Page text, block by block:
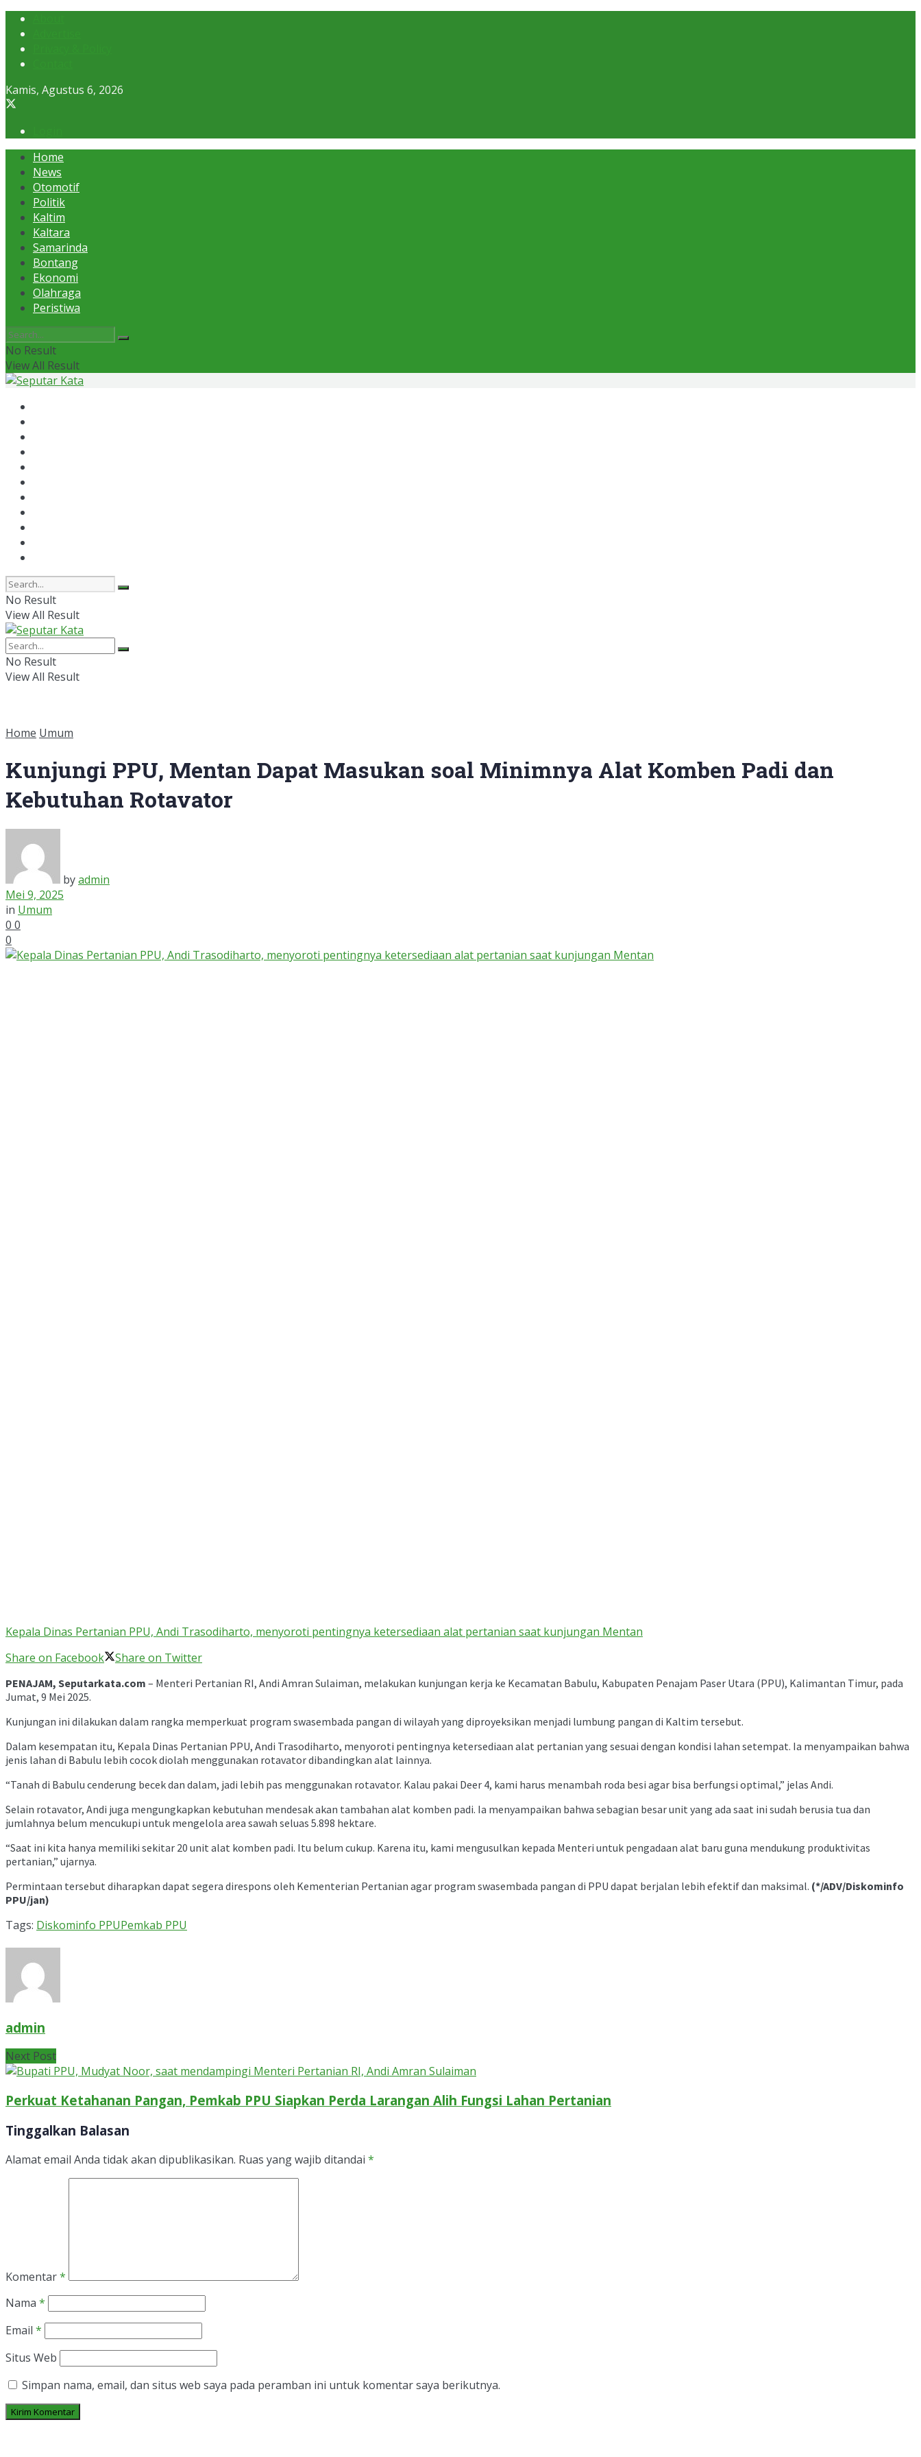
Kamis, Agustus 6, 2026
Home
News
Otomotif
Politik
Kaltim
Kaltara
Samarinda
Bontang
Ekonomi
Olahraga
Peristiwa
No Result
View All Result
No Result
View All Result
No Result
View All Result
Home Umum
Kunjungi PPU, Mentan Dapat Masukan soal Minimnya Alat Komben Padi dan
Kebutuhan Rotavator
byadmin
Mei 9, 2025
in Umum
0 0
0
Kepala Dinas Pertanian PPU, Andi Trasodiharto, menyoroti pentingnya ketersediaan alat pertanian saat kunjungan Mentan
Share on Facebook
Share on Twitter
PENAJAM, Seputarkata.com – Menteri Pertanian RI, Andi Amran Sulaiman, melakukan kunjungan kerja ke Kecamatan Babulu, Kabupaten Penajam Paser Utara (PPU), Kalimantan Timur, pada
Jumat, 9 Mei 2025.
Kunjungan ini dilakukan dalam rangka memperkuat program swasembada pangan di wilayah yang diproyeksikan menjadi lumbung pangan di Kaltim tersebut.
Dalam kesempatan itu, Kepala Dinas Pertanian PPU, Andi Trasodiharto, menyoroti pentingnya ketersediaan alat pertanian yang sesuai dengan kondisi lahan setempat. Ia menyampaikan bahwa
jenis lahan di Babulu lebih cocok diolah menggunakan rotavator dibandingkan alat lainnya.
“Tanah di Babulu cenderung becek dan dalam, jadi lebih pas menggunakan rotavator. Kalau pakai Deer 4, kami harus menambah roda besi agar bisa berfungsi optimal,” jelas Andi.
Selain rotavator, Andi juga mengungkapkan kebutuhan mendesak akan tambahan alat komben padi. Ia menyampaikan bahwa sebagian besar unit yang ada saat ini sudah berusia tua dan
jumlahnya belum mencukupi untuk mengelola area sawah seluas 5.898 hektare.
“Saat ini kita hanya memiliki sekitar 20 unit alat komben padi. Itu belum cukup. Karena itu, kami mengusulkan kepada Menteri untuk pengadaan alat baru guna mendukung produktivitas
pertanian,” ujarnya.
Permintaan tersebut diharapkan dapat segera direspons oleh Kementerian Pertanian agar program swasembada pangan di PPU dapat berjalan lebih efektif dan maksimal. (*/ADV/Diskominfo
PPU/jan)
Tags: Diskominfo PPUPemkab PPU
admin
Next Post
Perkuat Ketahanan Pangan, Pemkab PPU Siapkan Perda Larangan Alih Fungsi Lahan Pertanian
Tinggalkan Balasan
Alamat email Anda tidak akan dipublikasikan. Ruas yang wajib ditandai *
Komentar*
Nama *
Email *
Situs Web
Simpan nama, email, dan situs web saya pada peramban ini untuk komentar saya berikutnya.